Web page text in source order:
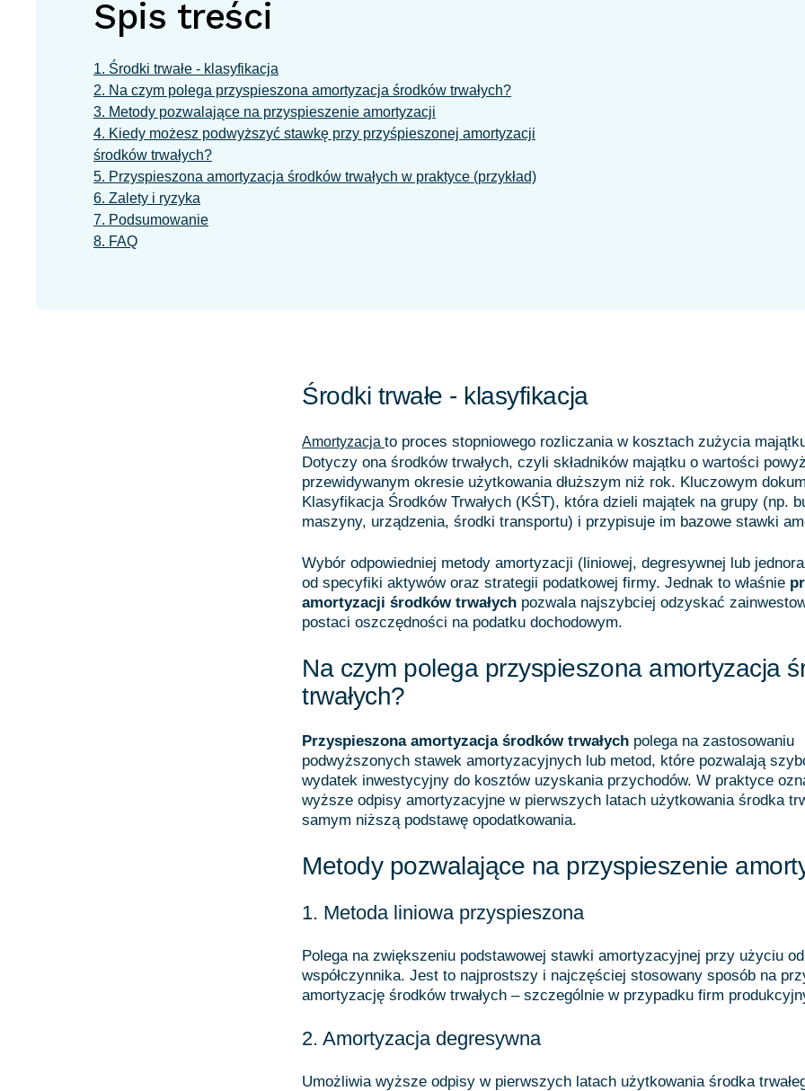
Spis treści
1. Środki trwałe - klasyfikacja
2. Na czym polega przyspieszona amortyzacja środków trwałych?
3. Metody pozwalające na przyspieszenie amortyzacji
4. Kiedy możesz podwyższyć stawkę przy przyśpieszonej amortyzacji
środków trwałych?
5. Przyspieszona amortyzacja środków trwałych w praktyce (przykład)
6. Zalety i ryzyka
7. Podsumowanie
8. FAQ
Środki trwałe - klasyfikacja
Amortyzacja to proces stopniowego rozliczania w kosztach zużycia
Dotyczy ona środków trwałych, czyli składników majątku o wartości
przewidywanym okresie użytkowania dłuższym niż rok. Kluczowym
Klasyfikacja Środków Trwałych (KŚT), która dzieli majątek na grupy (np.
maszyny, urządzenia, środki transportu) i przypisuje im bazowe stawki
Wybór odpowiedniej metody amortyzacji (liniowej, degresywnej lub
od specyfiki aktywów oraz strategii podatkowej firmy. Jednak to właśnie
amortyzacji środków trwałych pozwala najszybciej odzyskać
postaci oszczędności na podatku dochodowym.
Na czym polega przyspieszona amortyzacja
trwałych?
Przyspieszona amortyzacja środków trwałych polega na zastosowaniu
podwyższonych stawek amortyzacyjnych lub metod, które pozwalają
wydatek inwestycyjny do kosztów uzyskania przychodów. W praktyce
wyższe odpisy amortyzacyjne w pierwszych latach użytkowania środka
samym niższą podstawę opodatkowania.
Metody pozwalające na przyspieszenie
1. Metoda liniowa przyspieszona
Polega na zwiększeniu podstawowej stawki amortyzacyjnej przy użyciu
współczynnika. Jest to najprostszy i najczęściej stosowany sposób na
amortyzację środków trwałych – szczególnie w przypadku firm
2. Amortyzacja degresywna
Umożliwia wyższe odpisy w pierwszych latach użytkowania środka